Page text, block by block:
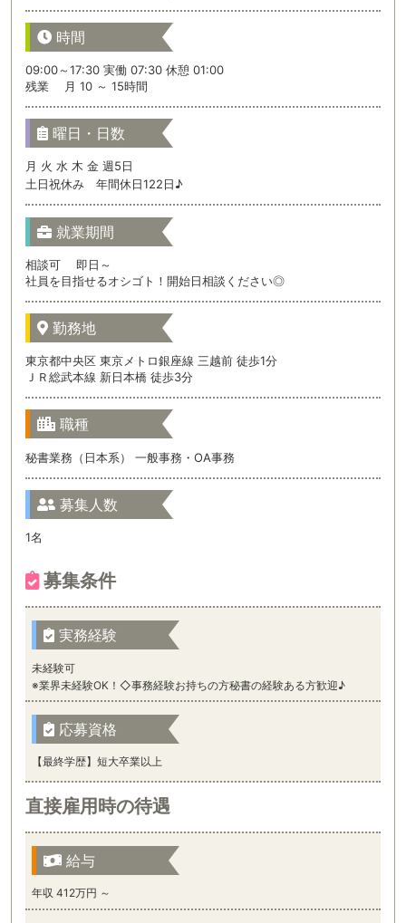
時間
09:00～17:30 実働 07:30 休憩 01:00
残業 月 10 ～ 15時間
曜日・日数
月 火 水 木 金 週5日
土日祝休み 年間休日122日♪
就業期間
相談可 即日～
社員を目指せるオシゴト！開始日相談ください◎
勤務地
東京都中央区 東京メトロ銀座線 三越前 徒歩1分
ＪＲ総武本線 新日本橋 徒歩3分
職種
秘書業務（日本系） 一般事務・OA事務
募集人数
1名
募集条件
実務経験
未経験可
※業界未経験OK！◇事務経験お持ちの方秘書の経験ある方歓迎♪
応募資格
【最終学歴】短大卒業以上
直接雇用時の待遇
給与
年収 412万円 ～